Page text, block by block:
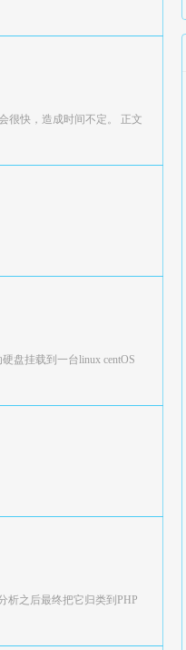
很快，造成时间不定。 正文
盘挂载到一台linux centOS
析之后最终把它归类到PHP